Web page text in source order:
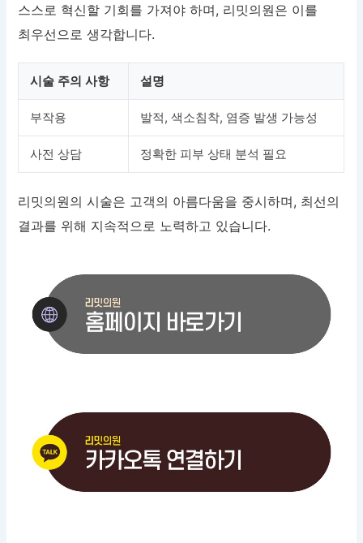
스스로 혁신할 기회를 가져야 하며, 리밋의원은 이를
최우선으로 생각합니다.
시술 주의 사항 설명
부작용 발적, 색소침착, 염증 발생 가능성
사전 상담 정확한 피부 상태 분석 필요
리밋의원의 시술은 고객의 아름다움을 중시하며, 최선의
결과를 위해 지속적으로 노력하고 있습니다.